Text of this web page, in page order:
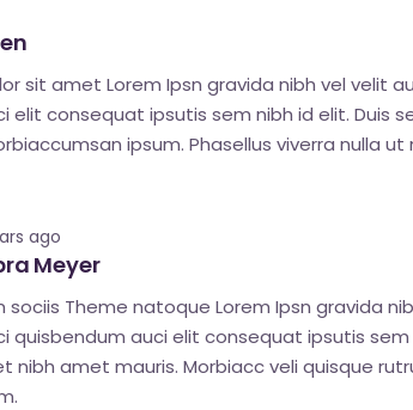
sit amet Lorem Ipsn gravida nibh vel velit
elit consequat ipsutis sem nibh id elit. Duis
ipsum. Phasellus viverra nulla
ago
Meyer
sociis Theme natoque Lorem Ipsn gravida
quisbendum auci elit consequat ipsutis sem
nibh amet mauris. Morbiacc veli quisque